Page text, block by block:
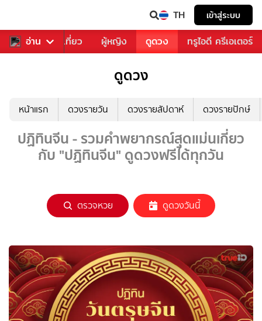
TH เข้าสู่ระบบ
อ่าน
อาหาร ท่องเที่ยว ผู้หญิง ดูดวง ทรูไอดี ครีเอเตอร์
ดูดวง
หน้าแรก ดวงรายวัน ดวงรายสัปดาห์ ดวงรายปักษ์
ปฏิทินจีน - รวมคำพยากรณ์สุดแม่นเกี่ยว
กับ "ปฏิทินจีน" ดูดวงฟรีได้ทุกวัน
ตรวจหวย ดูดวงวันนี้